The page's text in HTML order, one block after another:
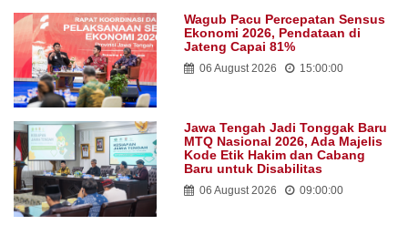
Wagub Pacu Percepatan Sensus
Ekonomi 2026, Pendataan di
Jateng Capai 81%
06 August 2026 15:00:00
Jawa Tengah Jadi Tonggak Baru
MTQ Nasional 2026, Ada Majelis
Kode Etik Hakim dan Cabang
Baru untuk Disabilitas
06 August 2026 09:00:00